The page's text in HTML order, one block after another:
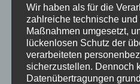
CONCAVER CVR1
19×8 ET40 5×112
Carbon Graphite
425,00 €
Wir haben als für die
zahlreiche technische
Maßnahmen umgesetzt,
lückenlosen Schutz der
verarbeiteten
sicherzustellen. Dennoch
Datenübertragungen